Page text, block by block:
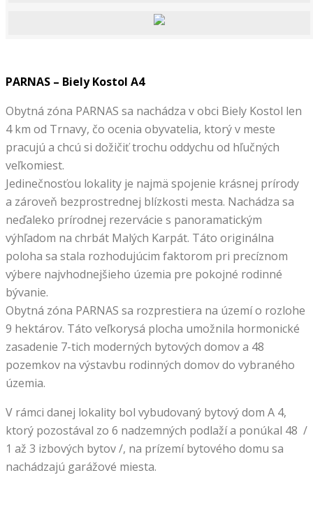
PARNAS – Biely Kostol A4
Obytná zóna PARNAS sa nachádza v obci Biely Kostol len
4 km od Trnavy, čo ocenia obyvatelia, ktorý v meste
pracujú a chcú si dožičiť trochu oddychu od hľučných
veľkomiest.
Jedinečnosťou lokality je najmä spojenie krásnej prírody
a zároveň bezprostrednej blízkosti mesta. Nachádza sa
neďaleko prírodnej rezervácie s panoramatickým
výhľadom na chrbát Malých Karpát. Táto originálna
poloha sa stala rozhodujúcim faktorom pri precíznom
výbere najvhodnejšieho územia pre pokojné rodinné
bývanie.
Obytná zóna PARNAS sa rozprestiera na území o rozlohe
9 hektárov. Táto veľkorysá plocha umožnila hormonické
zasadenie 7-tich moderných bytových domov a 48
pozemkov na výstavbu rodinných domov do vybraného
územia.
V rámci danej lokality bol vybudovaný bytový dom A 4,
ktorý pozostával zo 6 nadzemných podlaží a ponúkal 48 /
1 až 3 izbových bytov /, na prízemí bytového domu sa
nachádzajú garážové miesta.